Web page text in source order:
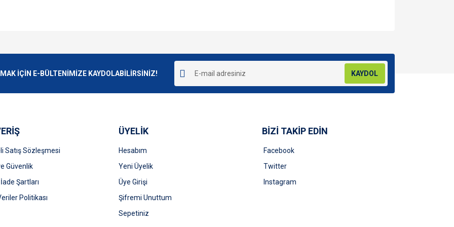
Gönder
İÇİN E-BÜLTENİMİZE KAYDOLABİLİRSİNİZ! KAYDOL
Satış Sözleşmesi
Güvenlik
Şartları
Politikası
ÜYELİK
Hesabım
Yeni Üyelik
Üye Girişi
Şifremi Unuttum
Sepetiniz
BİZİ TAKİP EDİN
Facebook
Twitter
Instagram